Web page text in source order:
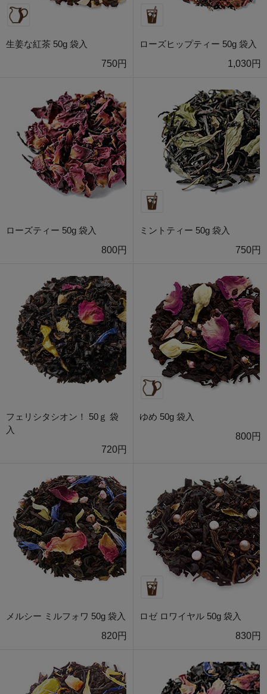
生姜な紅茶 50g 袋入
750円
ローズヒップティー 50g 袋入
1,030円
ローズティー 50g 袋入
800円
ミントティー 50g 袋入
750円
フェリシタシオン！ 50ｇ 袋
入
720円
ゆめ 50g 袋入
800円
メルシー ミルフォワ 50g 袋入
820円
ロゼ ロワイヤル 50g 袋入
830円